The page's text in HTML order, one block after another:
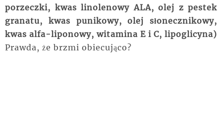
porzeczki, kwas linolenowy ALA, olej z pestek
granatu, kwas punikowy, olej słonecznikowy,
kwas alfa-liponowy, witamina E i C, lipoglicyna)
Prawda, że brzmi obiecująco?